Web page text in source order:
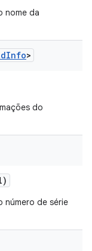
nome da
Info>
do
número de série